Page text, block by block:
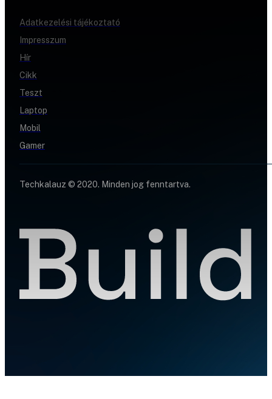
Adatkezelési tájékoztató
Impresszum
Hír
Cikk
Teszt
Laptop
Mobil
Gamer
Techkalauz © 2020. Minden jog fenntartva.